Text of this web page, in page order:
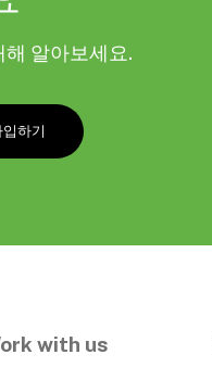
알아보세요.
with us